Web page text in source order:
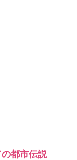
都市伝説